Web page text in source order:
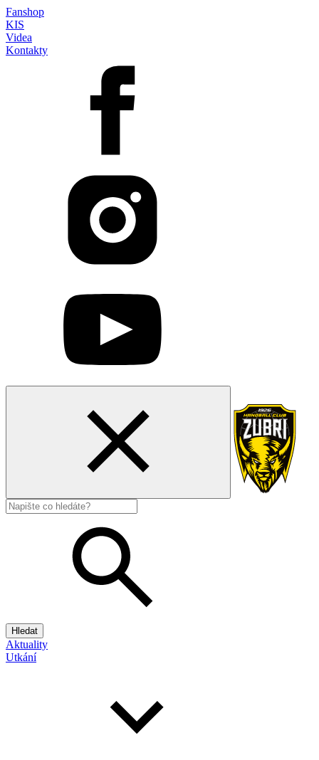
Fanshop
KIS
Videa
Kontakty
Hledat
Aktuality
Utkání